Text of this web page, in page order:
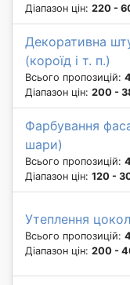
Діапазон цін: 220 -
Декоративна
(короїд і т. п.)
Всього пропозицій:
Діапазон цін: 200 -
Фарбування
шари)
Всього пропозицій:
Діапазон цін: 120 -
Утеплення
Всього пропозицій:
Діапазон цін: 200 -